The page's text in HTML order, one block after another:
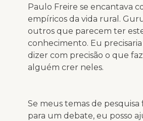
Paulo Freire se encantava
empíricos da vida rural.
outros que parecem ter
conhecimento. Eu
dizer com precisão o que
alguém crer neles.
Se meus temas de
para um debate, eu posso